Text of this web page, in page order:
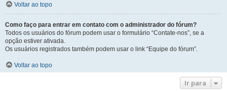
Voltar ao topo
Como faço para entrar em contato com o administrador do fórum?
Todos os usuários do fórum podem usar o formulário “Contate-nos”, se a
opção estiver ativada.
Os usuários registrados também podem usar o link “Equipe do fórum”.
Voltar ao topo
Ir para